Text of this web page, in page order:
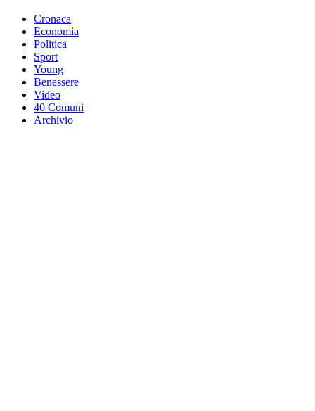
Cronaca
Economia
Politica
Sport
Young
Benessere
Video
40 Comuni
Archivio